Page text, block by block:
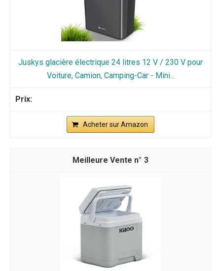
Juskys glacière électrique 24 litres 12 V / 230 V pour
Voiture, Camion, Camping-Car - Mini...
Acheter sur Amazon
3